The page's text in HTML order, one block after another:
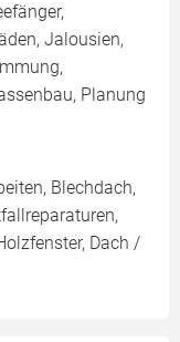
Jalousien,
Planung
Blechdach,
Dach /